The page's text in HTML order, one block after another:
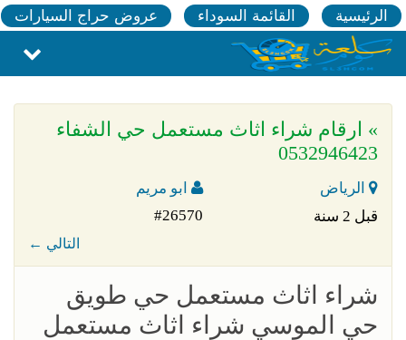
الرئيسية القائمة السوداء عروض حراج السيارات
» ارقام شراء اثاث مستعمل حي الشفاء
0532946423
الرياض
ابو مريم
قبل 2 سنة
#26570
← التالي
شراء اثاث مستعمل حي طويق
حي الموسي شراء اثاث مستعمل